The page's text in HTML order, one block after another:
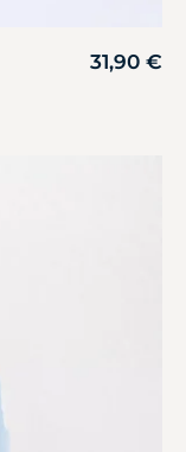
31,90 €